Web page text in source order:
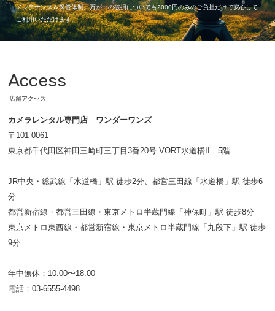
メンテナンス＆保管体制。万が一の破損についても2000円のみのご負担だけで安心して
ご利用いただけます。
Access
店舗アクセス
カメラレンタル専門店 ワンダーワンズ
〒101-0061
東京都千代田区神田三崎町三丁目3番20号 VORT水道橋II 5階
JR中央・総武線「水道橋」駅 徒歩2分、都営三田線「水道橋」駅 徒歩6
分
都営新宿線・都営三田線・東京メトロ半蔵門線「神保町」駅 徒歩8分
東京メトロ東西線・都営新宿線・東京メトロ半蔵門線「九段下」駅 徒歩
9分
年中無休：10:00〜18:00
電話：03-6555-4498